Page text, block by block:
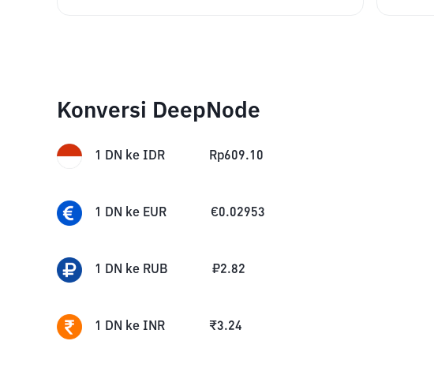
Konversi DeepNode
1 DN ke IDR Rp609.10
1 DN ke EUR €0.02953
1 DN ke RUB ₽2.82
1 DN ke INR ₹3.24